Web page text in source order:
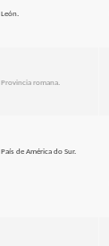
León.
Provincia romana.
País de América do Sur.